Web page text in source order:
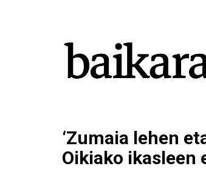
‘Zumaia lehen
Oikiako ikasleen